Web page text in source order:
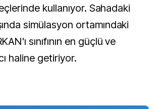
kullanıyor. Sahadaki
simülasyon ortamındaki
sınıfının en güçlü ve
haline getiriyor.